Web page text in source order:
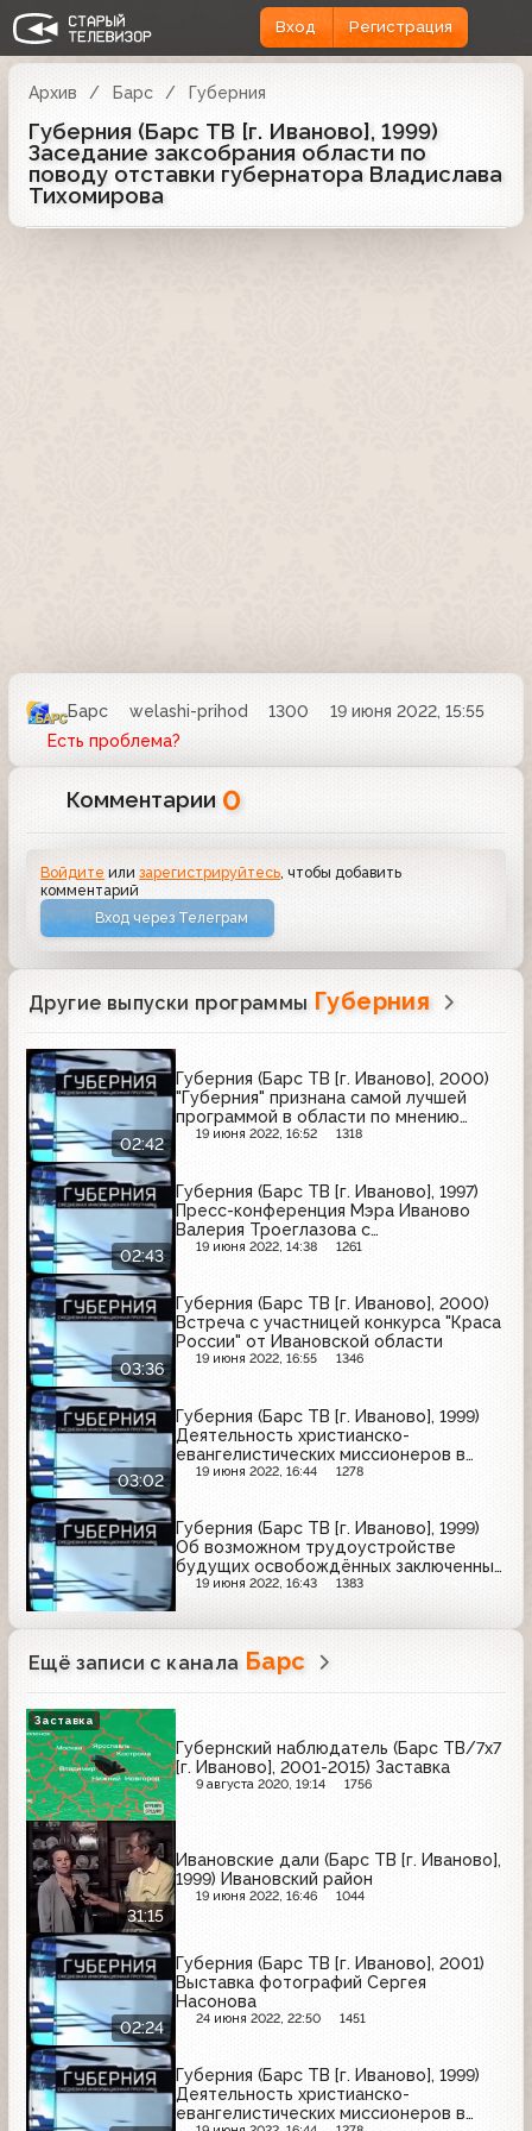
Вход Регистрация
Архив Барс Губерния
Губерния (Барс ТВ [г. Иваново], 1999)
Заседание заксобрания области по
поводу отставки губернатора Владислава
Тихомирова
Барс welashi-prihod 1300
19 июня 2022, 15:55
Есть проблема?
Комментарии 0
Войдите илизарегистрируйтесь , чтобы добавить
комментарий
Вход через Телеграм
Другие выпуски программы Губерния
02:42
Губерния (Барс ТВ [г. Иваново], 2000)
"Губерния" признана самой лучшей
программой в области по мнению
зрителей
19 июня 2022, 16:52 1318
02:43
Губерния (Барс ТВ [г. Иваново], 1997)
Пресс-конференция Мэра Иваново
Валерия Троеглазова с
представителями СМИ
19 июня 2022, 14:38 1261
03:36
Губерния (Барс ТВ [г. Иваново], 2000)
Встреча с участницей конкурса "Краса
России" от Ивановской области
19 июня 2022, 16:55 1346
03:02
Губерния (Барс ТВ [г. Иваново], 1999)
Деятельность христианско-
евангелистических миссионеров в
женской колонии
19 июня 2022, 16:44 1278
Губерния (Барс ТВ [г. Иваново], 1999)
Об возможном трудоустройстве
будущих освобождённых заключенных
в Кохомской колонии
19 июня 2022, 16:43 1383
Ещё записи с канала Барс
Губернский наблюдатель (Барс ТВ/7х7
[г. Иваново], 2001-2015) Заставка
9 августа 2020, 19:14 1756
Заставка
31:15
Ивановские дали (Барс ТВ [г. Иваново],
1999) Ивановский район
19 июня 2022, 16:46 1044
02:24
Губерния (Барс ТВ [г. Иваново], 2001)
Выставка фотографий Сергея
Насонова
24 июня 2022, 22:50 1451
Губерния (Барс ТВ [г. Иваново], 1999)
Деятельность христианско-
евангелистических миссионеров в